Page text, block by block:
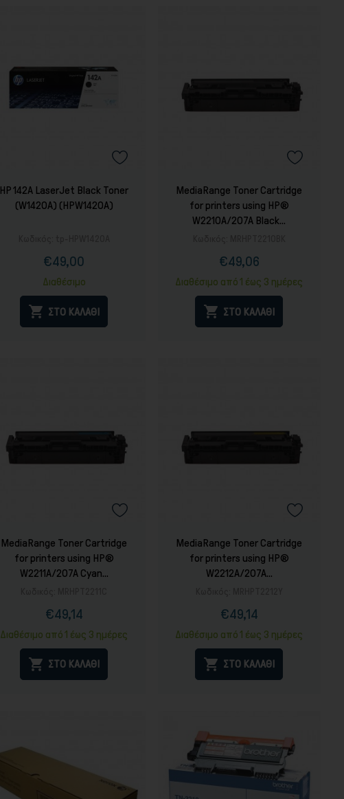
HP 142A LaserJet Black Toner
(W1420A) (HPW1420A)
Τιμή
€49,00
Διαθέσιμο
 ΣΤΟ ΚΑΛΑΘΙ
MediaRange Toner Cartridge
for printers using HP®
W2210A/207A Black...
Τιμή
€49,06
Κανονική
τιμή
Διαθέσιμο από 1 έως 3 ημέρες
 ΣΤΟ ΚΑΛΑΘΙ
MediaRange Toner Cartridge
for printers using HP®
W2211A/207A Cyan...
Τιμή
€49,14
Κανονική
τιμή
Διαθέσιμο από 1 έως 3 ημέρες
 ΣΤΟ ΚΑΛΑΘΙ
MediaRange Toner Cartridge
for printers using HP®
W2212A/207A...
Τιμή
€49,14
Κανονική
τιμή
Διαθέσιμο από 1 έως 3 ημέρες
 ΣΤΟ ΚΑΛΑΘΙ